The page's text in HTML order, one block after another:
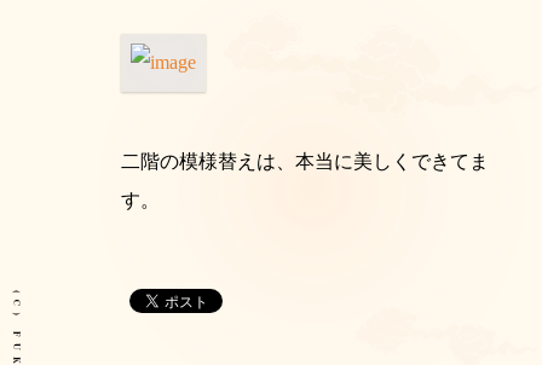
二階の模様替えは、本当に美しくできてま
す。